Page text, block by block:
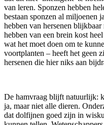
van leren. Sponzen hebben
bestaan sponzen al miljoenen
hebben van hersenen
hebben van een brein kost
wat het moet doen om te
voortplanten – heeft het geen
hersenen die hier niks aan
De hamvraag blijft natuurlijk:
ja, maar niet alle dieren.
dat dolfijnen goed zijn in